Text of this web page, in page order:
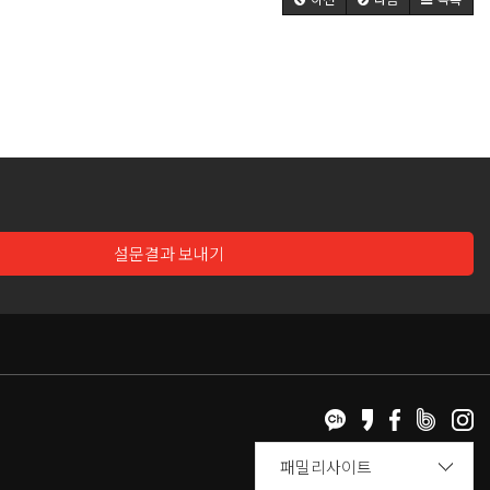
설문결과 보내기